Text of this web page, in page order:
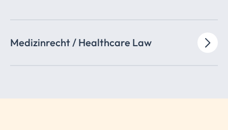
Medizinrecht / Healthcare Law